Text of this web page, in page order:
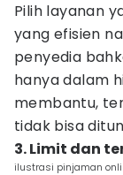
Pilih layanan
yang efisien
penyedia
hanya dalam
membantu,
tidak bisa
3. Limit dan
ilustrasi pinjaman